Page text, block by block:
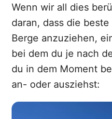
Wenn wir all dies
daran, dass die
Berge anzuziehen,
bei dem du je nach
du in dem Moment
an- oder ausziehst: